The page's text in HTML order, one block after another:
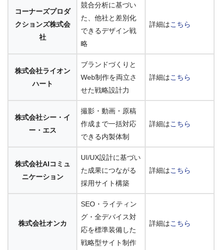
コーナーズプロダ
クションズ株式会
社
競合分析に基づい
た、他社と差別化
できるデザイン戦
略
詳細はこちら
株式会社ライオン
ハート
ブランドづくりと
Web制作を両立さ
せた戦略設計力
詳細はこちら
株式会社シー・イ
ー・エス
撮影・動画・原稿
作成まで一括対応
できる内製体制
詳細はこちら
株式会社AIコミュ
ニケーション
UI/UX設計に基づい
た成果につながる
採用サイト構築
詳細はこちら
株式会社オンカ
SEO・ライティン
グ・全デバイス対
応を標準装備した
戦略型サイト制作
詳細はこちら